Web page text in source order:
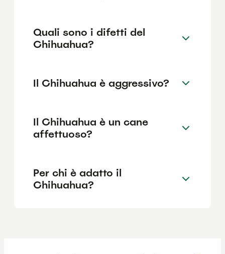
Quali sono i difetti del
Chihuahua?
Il Chihuahua è aggressivo?
Il Chihuahua è un cane
affettuoso?
Per chi è adatto il
Chihuahua?